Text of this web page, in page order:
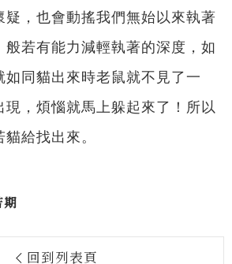
疑，也會動搖我們無始以來執著
般若有能力減輕執著的深度，如
如同貓出來時老鼠就不見了一
現，煩惱就馬上躲起來了！所以
給找出來。
回到列表頁